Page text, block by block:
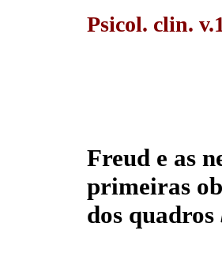
Psicol. clin.
Freud e as
primeiras
dos quadros